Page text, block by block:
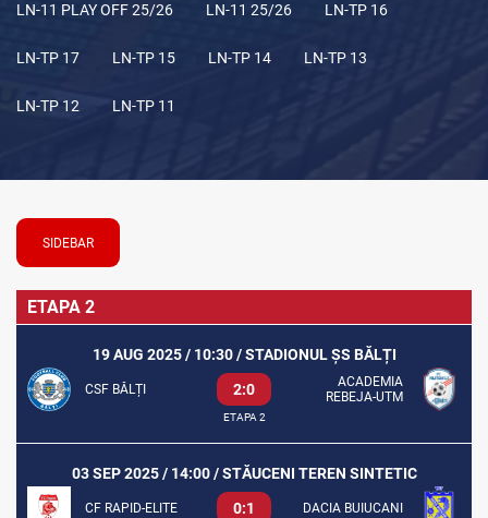
LN-11 PLAY OFF 25/26 LN-11 25/26 LN-TP 16
LN-TP 17 LN-TP 15 LN-TP 14 LN-TP 13
LN-TP 12 LN-TP 11
SIDEBAR
ETAPA 2
19 AUG 2025 / 10:30 / STADIONUL ȘS BĂLȚI
CSF BĂLȚI 2:0
ACADEMIA
REBEJA-UTM
ETAPA 2
03 SEP 2025 / 14:00 / STĂUCENI TEREN SINTETIC
CF RAPID-ELITE 0:1 DACIA BUIUCANI